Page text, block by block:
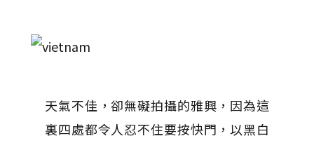
天氣不佳，卻無礙拍攝的雅興，因為這
裏四處都令人忍不住要按快門，以黑白